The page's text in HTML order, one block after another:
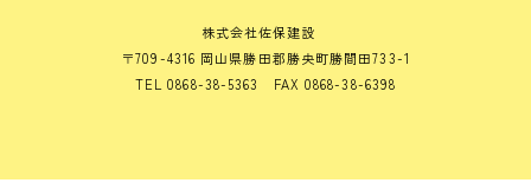
株式会社佐保建設
〒709-4316 岡山県勝田郡勝央町勝間田733-1
TEL 0868-38-5363 FAX 0868-38-6398